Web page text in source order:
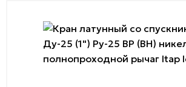
info@example.com